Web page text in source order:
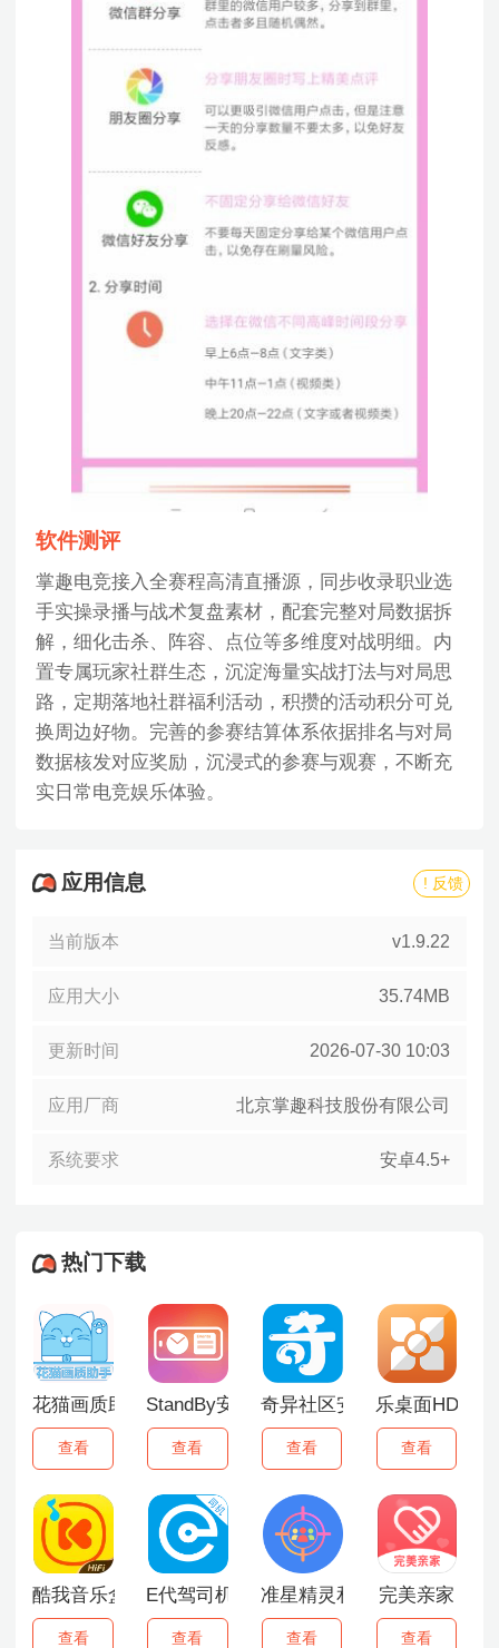
软件测评
掌趣电竞接入全赛程高清直播源，同步收录职业选
手实操录播与战术复盘素材，配套完整对局数据拆
解，细化击杀、阵容、点位等多维度对战明细。内
置专属玩家社群生态，沉淀海量实战打法与对局思
路，定期落地社群福利活动，积攒的活动积分可兑
换周边好物。完善的参赛结算体系依据排名与对局
数据核发对应奖励，沉浸式的参赛与观赛，不断充
实日常电竞娱乐体验。
应用信息 ! 反馈
当前版本 v1.9.22
应用大小 35.74MB
更新时间 2026-07-30 10:03
应用厂商 北京掌趣科技股份有限公司
系统要求 安卓4.5+
热门下载
花猫画质助手
查看
StandBy安卓版
查看
奇异社区安卓版
查看
乐桌面HD最
查看
酷我音乐盒2015
查看
E代驾司机端
查看
准星精灵和平精英
查看
完美亲家
查看